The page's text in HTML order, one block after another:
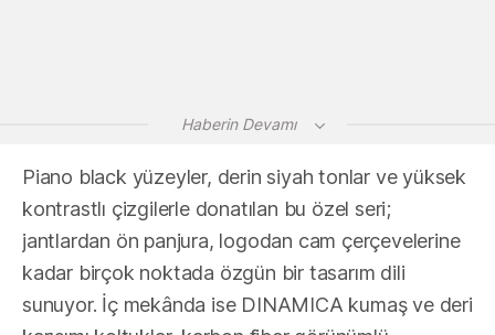
Haberin Devamı
Piano black yüzeyler, derin siyah tonlar ve yüksek
kontrastlı çizgilerle donatılan bu özel seri;
jantlardan ön panjura, logodan cam çerçevelerine
kadar birçok noktada özgün bir tasarım dili
sunuyor. İç mekânda ise DINAMICA kumaş ve deri